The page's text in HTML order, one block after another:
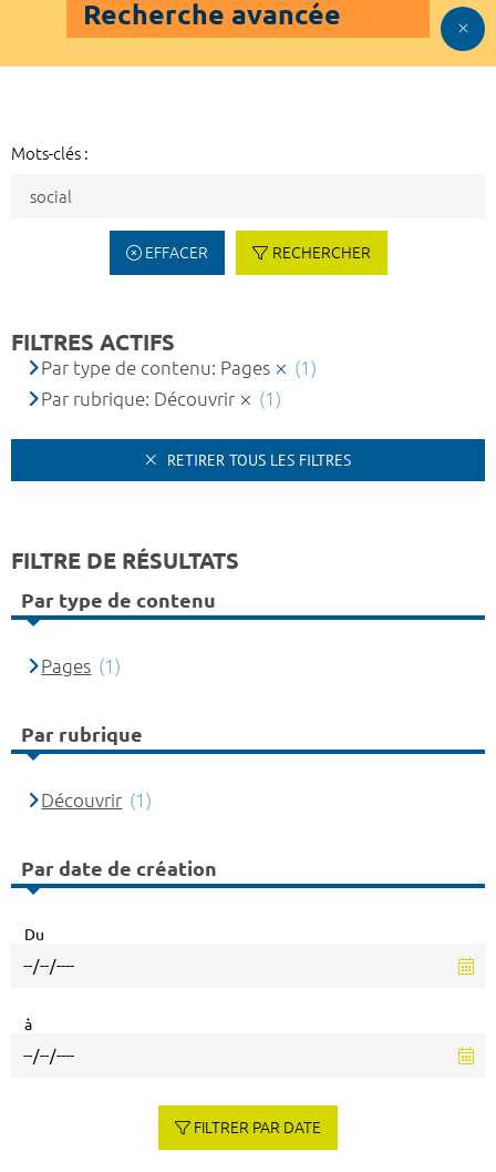
Recherche avancée
Mots-clés :
EFFACER RECHERCHER
FILTRES ACTIFS
Par type de contenu: Pages
(1)
Par rubrique: Découvrir
(1)
RETIRER TOUS LES FILTRES
FILTRE DE RÉSULTATS
Par type de contenu
Pages (1)
Par rubrique
Découvrir (1)
Par date de création
Du
à
FILTRER PAR DATE